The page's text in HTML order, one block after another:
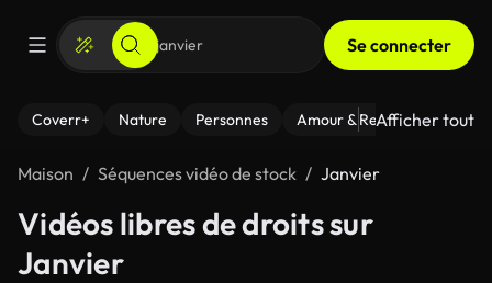
Se connecter
Coverr+ Nature Personnes Amour & Relations Le
Afficher tout
Maison Séquences vidéo de stock Janvier
Vidéos libres de droits sur
Janvier